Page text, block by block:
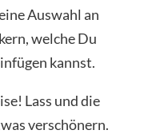
Auswahl an
welche Du
kannst.
Lass und die
verschönern.